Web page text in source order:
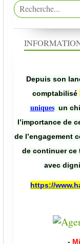
Depuis son
comptabilisé
uniques un
l’importance de
de l’engagement
de continuer ce
avec
https://
-